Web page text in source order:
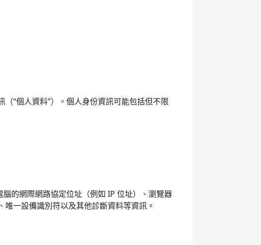
“個人資料”）。個人身份資訊可能包括但不限
的網際網路協定位址（例如 IP 位址）、瀏覽器
一設備識別符以及其他診斷資料等資訊。